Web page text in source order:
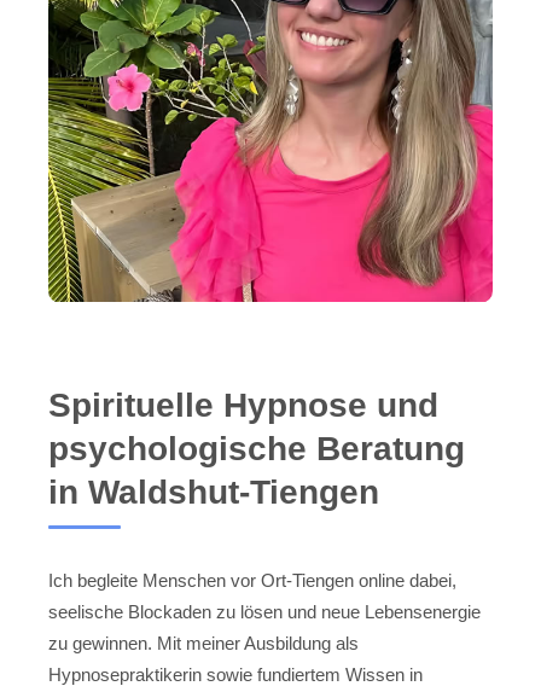
Spirituelle Hypnose und
psychologische Beratung
in Waldshut-Tiengen
Ich begleite Menschen vor Ort-Tiengen online dabei,
seelische Blockaden zu lösen und neue Lebensenergie
zu gewinnen. Mit meiner Ausbildung als
Hypnosepraktikerin sowie fundiertem Wissen in